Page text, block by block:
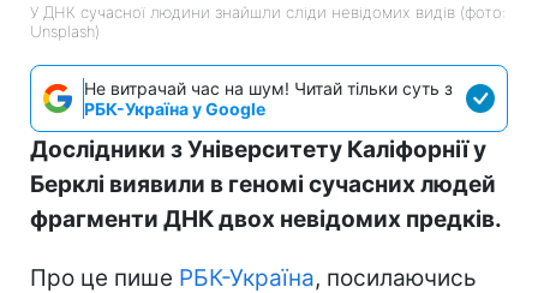
У ДНК сучасної людини знайшли сліди невідомих видів (фото:
Unsplash)
Не витрачай час на шум! Читай тільки суть з
РБК-Україна у Google
Дослідники з Університету Каліфорнії у
Берклі виявили в геномі сучасних людей
фрагменти ДНК двох невідомих предків.
Про це пише РБК-Україна, посилаючись